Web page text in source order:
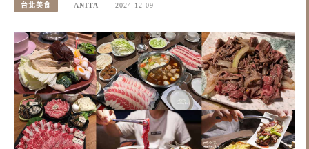
台北美食 ANITA 2024-12-09